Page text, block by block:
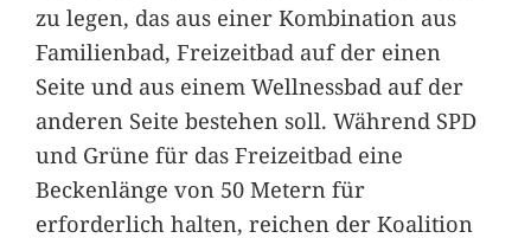
zu legen, das aus einer Kombination aus
Familienbad, Freizeitbad auf der einen
Seite und aus einem Wellnessbad auf der
anderen Seite bestehen soll. Während SPD
und Grüne für das Freizeitbad eine
Beckenlänge von 50 Metern für
erforderlich halten, reichen der Koalition